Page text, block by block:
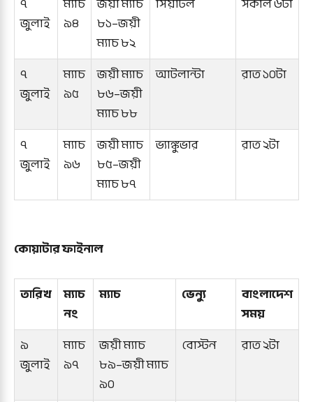
জুলাই
৯৪
৮১–জয়ী
ম্যাচ ৮২
৭
জুলাই
ম্যাচ
৯৫
জয়ী ম্যাচ
৮৬–জয়ী
ম্যাচ ৮৮
আটলান্টা রাত ১০টা
৭
জুলাই
ম্যাচ
৯৬
জয়ী ম্যাচ
৮৫–জয়ী
ম্যাচ ৮৭
ভ্যাঙ্কুভার রাত ২টা
কোয়াটার ফাইনাল
তারিখ ম্যাচ
নং
ম্যাচ ভেন্যু
বাংলাদেশ
সময়
৯
জুলাই
ম্যাচ
৯৭
জয়ী ম্যাচ
৮৯–জয়ী ম্যাচ
৯০
বোস্টন রাত ২টা